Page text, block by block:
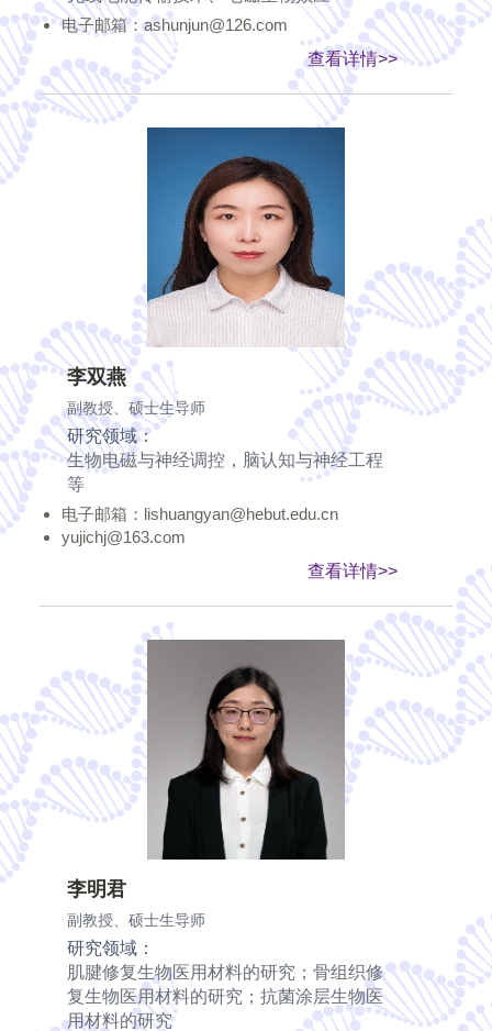
电子邮箱：ashunjun@126.com
查看详情>>
李双燕
副教授、硕士生导师
研究领域：
生物电磁与神经调控，脑认知与神经工程
等
电子邮箱：lishuangyan@hebut.edu.cn
yujichj@163.com
查看详情>>
李明君
副教授、硕士生导师
研究领域：
肌腱修复生物医用材料的研究；骨组织修
复生物医用材料的研究；抗菌涂层生物医
用材料的研究